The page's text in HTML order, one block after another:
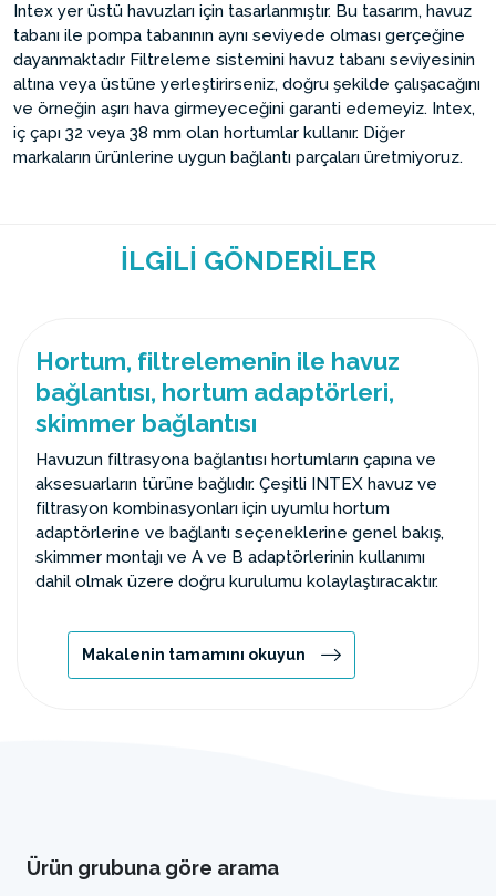
Intex yer üstü havuzları için tasarlanmıştır. Bu tasarım, havuz
tabanı ile pompa tabanının aynı seviyede olması gerçeğine
dayanmaktadır Filtreleme sistemini havuz tabanı seviyesinin
altına veya üstüne yerleştirirseniz, doğru şekilde çalışacağını
ve örneğin aşırı hava girmeyeceğini garanti edemeyiz. Intex,
iç çapı 32 veya 38 mm olan hortumlar kullanır. Diğer
markaların ürünlerine uygun bağlantı parçaları üretmiyoruz.
İLGILI GÖNDERILER
Hortum, filtrelemenin ile havuz
bağlantısı, hortum adaptörleri,
skimmer bağlantısı
Havuzun filtrasyona bağlantısı hortumların çapına ve
aksesuarların türüne bağlıdır. Çeşitli INTEX havuz ve
filtrasyon kombinasyonları için uyumlu hortum
adaptörlerine ve bağlantı seçeneklerine genel bakış,
skimmer montajı ve A ve B adaptörlerinin kullanımı
dahil olmak üzere doğru kurulumu kolaylaştıracaktır.
Makalenin tamamını okuyun
Ürün grubuna göre arama